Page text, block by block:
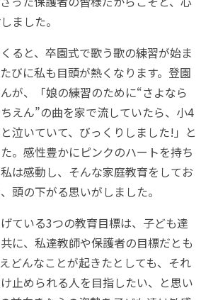
ました。
ると、卒園式で歌う歌の練習が始ま
びに私も目頭が熱くなります。登園
が、「娘の練習のために“さよなら
えん”の曲を家で流していたら、小4
泣いていて、びっくりしました!」と
。感性豊かにピンクのハートを持ち
は感動し、そんな家庭教育をしてお
頭の下がる思いがしました。
ている3つの教育目標は、子ども達
に、私達教師や保護者の目標だとも
どんなことが起きたとしても、それ
止められる人を目指したい、と思い